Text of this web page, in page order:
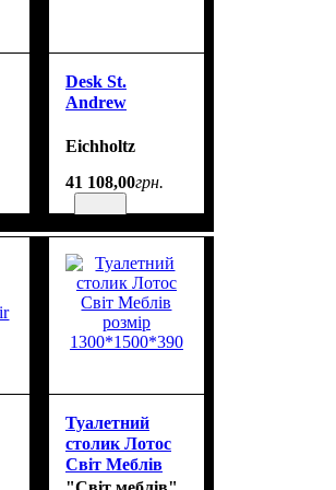
Desk St.
Andrew
Eichholtz
41 108,00грн.
Туалетний
столик Лотос
Світ Меблів
розмір